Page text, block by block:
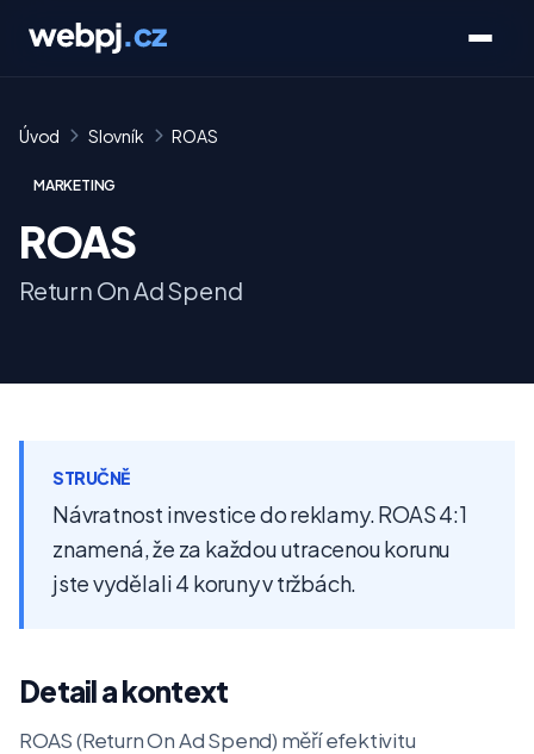
Úvod Slovník ROAS
MARKETING
ROAS
Return On Ad Spend
STRUČNĚ
Návratnost investice do reklamy. ROAS 4:1
znamená, že za každou utracenou korunu
jste vydělali 4 koruny v tržbách.
Detail a kontext
ROAS (Return On Ad Spend) měří efektivitu